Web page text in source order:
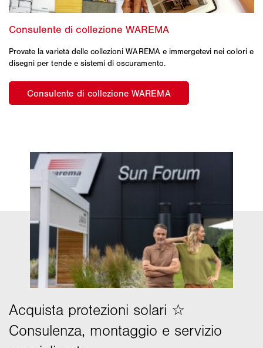
Provate la varietà delle collezioni WAREMA e immergetevi nei colori e
disegni per tende e sistemi di oscuramento.